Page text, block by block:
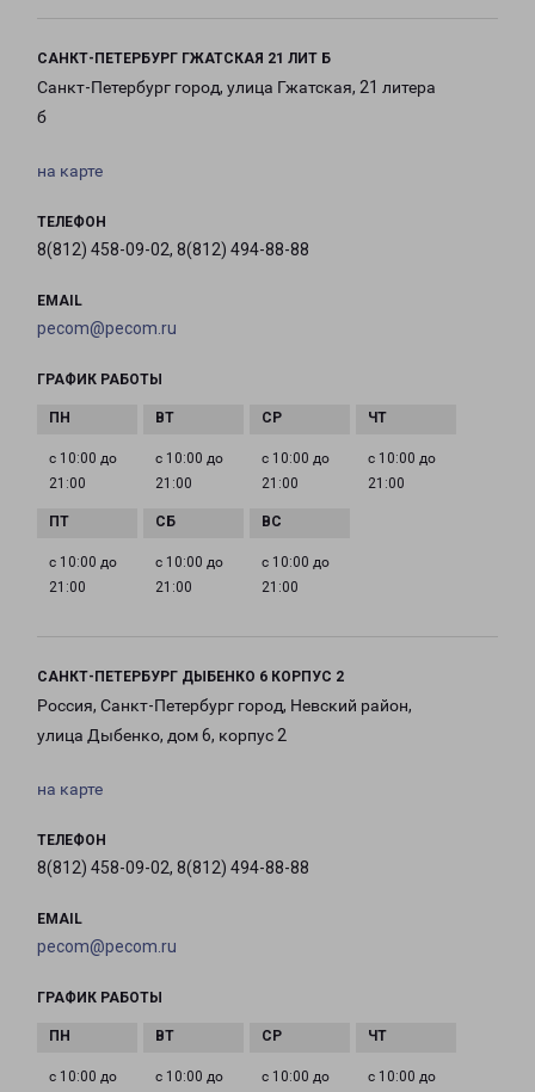
САНКТ-ПЕТЕРБУРГ ГЖАТСКАЯ 21 ЛИТ Б
Санкт-Петербург город, улица Гжатская, 21 литера
б
на карте
ТЕЛЕФОН
8(812) 458-09-02, 8(812) 494-88-88
EMAIL
pecom@pecom.ru
ГРАФИК РАБОТЫ
с 10:00 до
21:00
с 10:00 до
21:00
с 10:00 до
21:00
с 10:00 до
21:00
с 10:00 до
21:00
с 10:00 до
21:00
с 10:00 до
21:00
САНКТ-ПЕТЕРБУРГ ДЫБЕНКО 6 КОРПУС 2
Россия, Санкт-Петербург город, Невский район,
улица Дыбенко, дом 6, корпус 2
на карте
ТЕЛЕФОН
8(812) 458-09-02, 8(812) 494-88-88
EMAIL
pecom@pecom.ru
ГРАФИК РАБОТЫ
с 10:00 до
с 10:00 до
с 10:00 до
с 10:00 до